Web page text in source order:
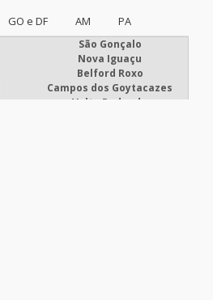
GO e DF AM PA
São Gonçalo
Nova Iguaçu
Belford Roxo
Campos dos Goytacazes
Volta Redonda